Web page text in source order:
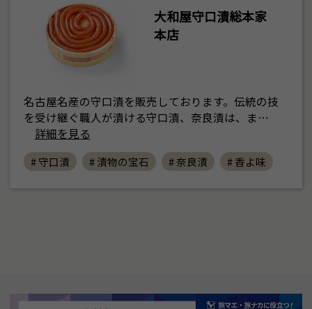
大和屋守口漬総本家
本店
名古屋名産の守口漬を販売しております。伝統の技
を受け継ぐ職人が漬ける守口漬、奈良漬は、ま…
詳細を見る
# 守口漬 # 漬物の宝石 # 奈良漬 # 香よ味